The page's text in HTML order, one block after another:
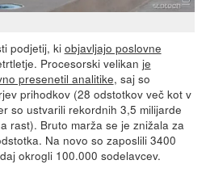
podjetij, ki objavljajo poslovne
Procesorski velikan je
presenetil analitike, saj so
prihodkov (28 odstotkov več kot v
so ustvarili rekordnih 3,5 milijarde
rast). Bruto marža se je znižala za
Na novo so zaposlili 3400
okrogli 100.000 sodelavcev.